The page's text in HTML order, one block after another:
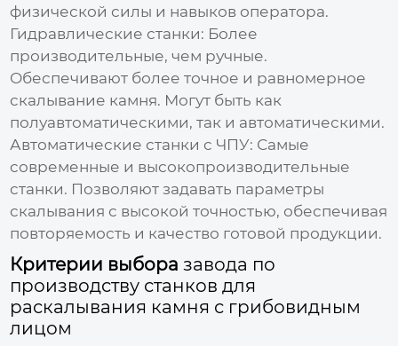
физической силы и навыков оператора.
Гидравлические станки: Более
производительные, чем ручные.
Обеспечивают более точное и равномерное
скалывание камня. Могут быть как
полуавтоматическими, так и автоматическими.
Автоматические станки с ЧПУ: Самые
современные и высокопроизводительные
станки. Позволяют задавать параметры
скалывания с высокой точностью, обеспечивая
повторяемость и качество готовой продукции.
Критерии выборазавода по
производству станков для
раскалывания камня с грибовидным
лицом